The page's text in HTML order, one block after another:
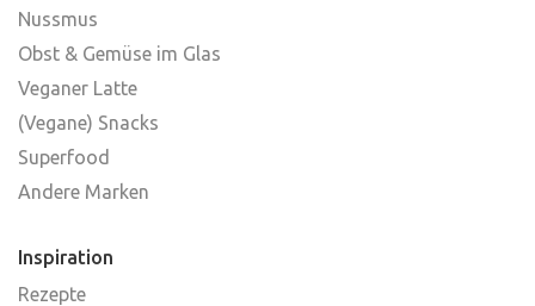
Nussmus
Obst & Gemüse im Glas
Veganer Latte
(Vegane) Snacks
Superfood
Andere Marken
Inspiration
Rezepte